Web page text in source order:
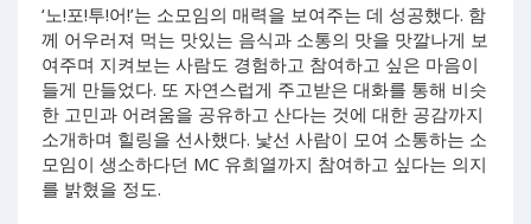
‘노!포!투!어!’는 소모임의 매력을 보여주는 데 성공했다. 함
께 어우러져 먹는 맛있는 음식과 소통의 맛을 맛깔나게 보
여주며 지켜보는 사람도 경험하고 참여하고 싶은 마음이
들게 만들었다. 또 자연스럽게 주고받은 대화를 통해 비슷
한 고민과 어려움을 공유하고 산다는 것에 대한 공감까지
소개하며 힐링을 선사했다. 낯선 사람이 모여 소통하는 소
모임이 생소하다던 MC 유희열까지 참여하고 싶다는 의지
를 밝혔을 정도.